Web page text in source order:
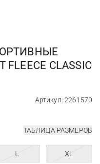
CLASSIC
Артикул: 2261570
ТАБЛИЦА РАЗМЕРОВ
L XL